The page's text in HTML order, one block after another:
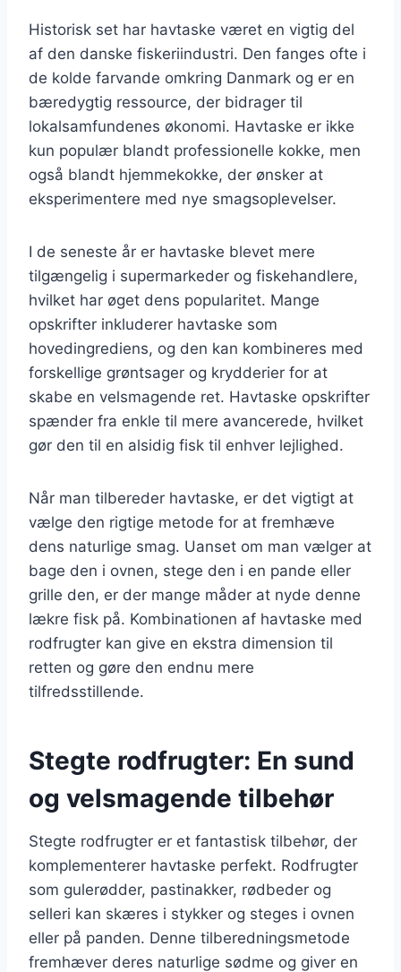
Historisk set har havtaske været en vigtig del
af den danske fiskeriindustri. Den fanges ofte i
de kolde farvande omkring Danmark og er en
bæredygtig ressource, der bidrager til
lokalsamfundenes økonomi. Havtaske er ikke
kun populær blandt professionelle kokke, men
også blandt hjemmekokke, der ønsker at
eksperimentere med nye smagsoplevelser.
I de seneste år er havtaske blevet mere
tilgængelig i supermarkeder og fiskehandlere,
hvilket har øget dens popularitet. Mange
opskrifter inkluderer havtaske som
hovedingrediens, og den kan kombineres med
forskellige grøntsager og krydderier for at
skabe en velsmagende ret. Havtaske opskrifter
spænder fra enkle til mere avancerede, hvilket
gør den til en alsidig fisk til enhver lejlighed.
Når man tilbereder havtaske, er det vigtigt at
vælge den rigtige metode for at fremhæve
dens naturlige smag. Uanset om man vælger at
bage den i ovnen, stege den i en pande eller
grille den, er der mange måder at nyde denne
lækre fisk på. Kombinationen af havtaske med
rodfrugter kan give en ekstra dimension til
retten og gøre den endnu mere
tilfredsstillende.
Stegte rodfrugter: En sund
og velsmagende tilbehør
Stegte rodfrugter er et fantastisk tilbehør, der
komplementerer havtaske perfekt. Rodfrugter
som gulerødder, pastinakker, rødbeder og
selleri kan skæres i stykker og steges i ovnen
eller på panden. Denne tilberedningsmetode
fremhæver deres naturlige sødme og giver en